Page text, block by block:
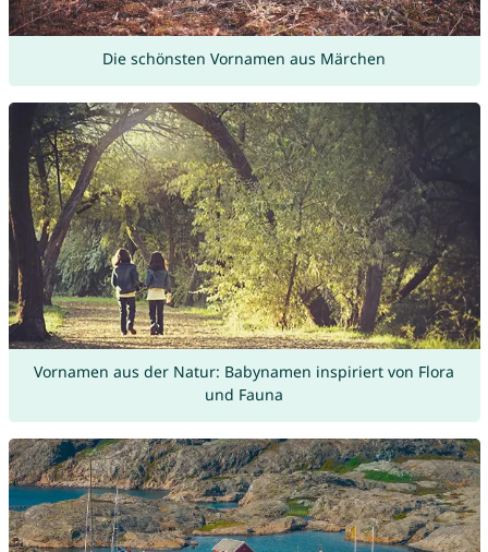
Die schönsten Vornamen aus Märchen
Vornamen aus der Natur: Babynamen inspiriert von Flora
und Fauna